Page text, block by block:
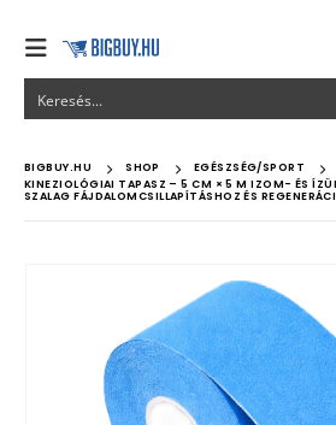
BIGBUY.HU SHOP
EGÉSZSÉG/SPORT
KINEZIOLÓGIAI TAPASZ – 5 CM × 5 M IZOM- ÉS
SZALAG FÁJDALOMCSILLAPÍTÁSHOZ ÉS